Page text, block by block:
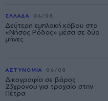
ΕΛΛΑΔΑ 06/08
Δεύτερη εμπλοκή κάβου στο
«Νήσος Ρόδος» μέσα σε δύο
μήνες
ΑΣΤΥΝΟΜΙΑ 06/08
Δικογραφία σε βάρος
23χρονου για τροχαίο στην
Πέτρα